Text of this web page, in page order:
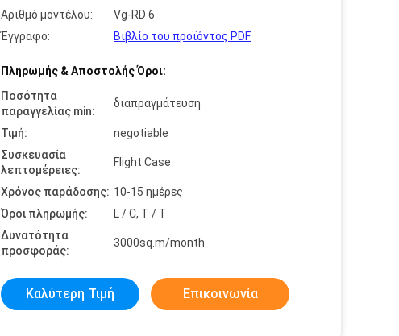
Αριθμό μοντέλου:
Vg-RD 6
Έγγραφο:
Βιβλίο του προϊόντος PDF
Πληρωμής & Αποστολής Όροι:
Ποσότητα
παραγγελίας min:
διαπραγμάτευση
Τιμή:
negotiable
Συσκευασία
λεπτομέρειες:
Flight Case
Χρόνος παράδοσης: 10-15 ημέρες
Όροι πληρωμής:
L / C, T / T
Δυνατότητα
προσφοράς:
3000sq.m/month
Καλύτερη Τιμή Επικοινωνία